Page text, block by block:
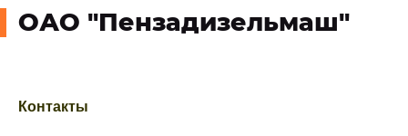
ОАО "Пензадизельмаш"
Контакты